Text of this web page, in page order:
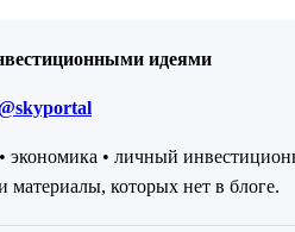
идеями
экономика • личный
которых нет в блоге.